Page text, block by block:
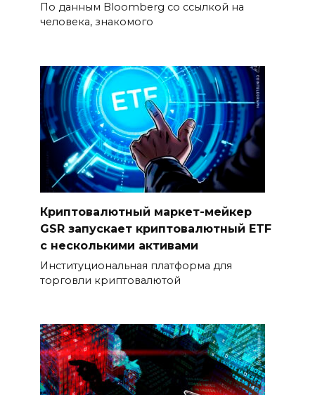
По данным Bloomberg со ссылкой на
человека, знакомого
Криптовалютный маркет-мейкер
GSR запускает криптовалютный ETF
с несколькими активами
Институциональная платформа для
торговли криптовалютой